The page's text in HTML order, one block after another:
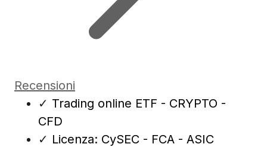
Recensioni
✓ Trading online ETF - CRYPTO -
CFD
✓ Licenza: CySEC - FCA - ASIC